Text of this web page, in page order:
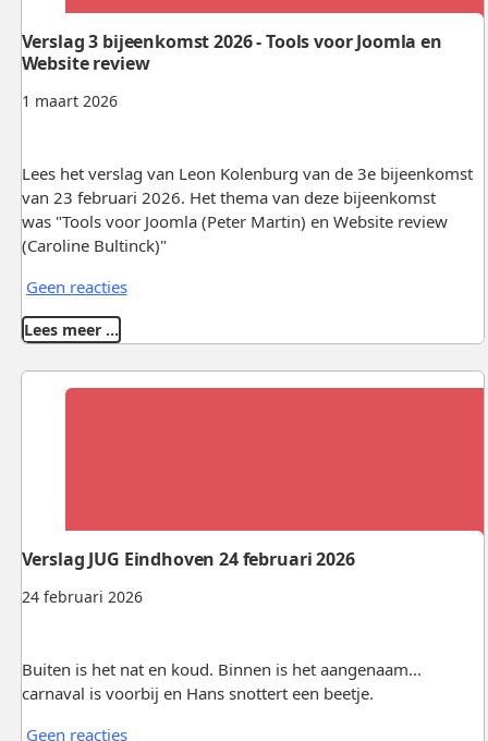
1 maart 2026
Verslag 3 bijeenkomst 2026 - Tools voor Joomla en
Website review
Lees het verslag van Leon Kolenburg van de 3e bijeenkomst
van 23 februari 2026. Het thema van deze bijeenkomst
was "Tools voor Joomla (Peter Martin) en Website review
(Caroline Bultinck)"
Geen reacties
Lees meer …
24 februari 2026
Verslag JUG Eindhoven 24 februari 2026
Buiten is het nat en koud. Binnen is het aangenaam...
carnaval is voorbij en Hans snottert een beetje.
Geen reacties